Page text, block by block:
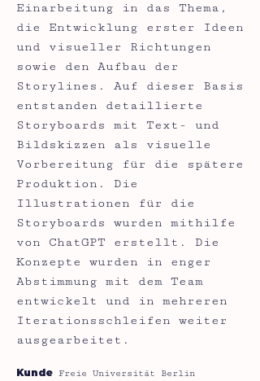
Einarbeitung in das Thema,
die Entwicklung erster Ideen
und visueller Richtungen
sowie den Aufbau der
Storylines. Auf dieser Basis
entstanden detaillierte
Storyboards mit Text- und
Bildskizzen als visuelle
Vorbereitung für die spätere
Produktion. Die
Illustrationen für die
Storyboards wurden mithilfe
von ChatGPT erstellt. Die
Konzepte wurden in enger
Abstimmung mit dem Team
entwickelt und in mehreren
Iterationsschleifen weiter
ausgearbeitet.
Kunde Freie Universität Berlin